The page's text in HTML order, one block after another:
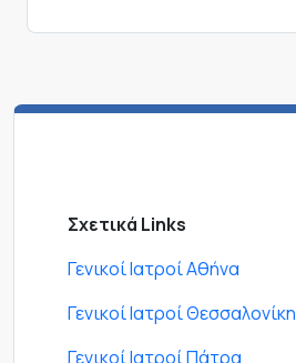
Σχετικά Links
Γενικοί Ιατροί Αθήνα
Γενικοί Ιατροί Θεσσαλονίκη
Γενικοί Ιατροί Πάτρα